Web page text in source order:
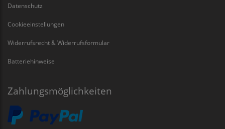
Datenschutz
Cookieeinstellungen
Widerrufsrecht & Widerrufsformular
Batteriehinweise
Zahlungsmöglichkeiten